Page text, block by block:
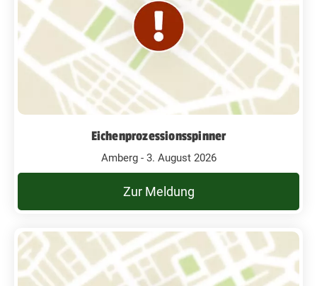
Eichenprozessionsspinner
Amberg - 3. August 2026
Zur Meldung